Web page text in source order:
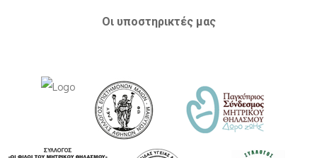
Οι υποστηρικτές μας